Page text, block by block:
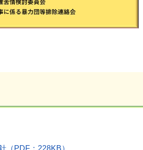
（PDF：228KB）